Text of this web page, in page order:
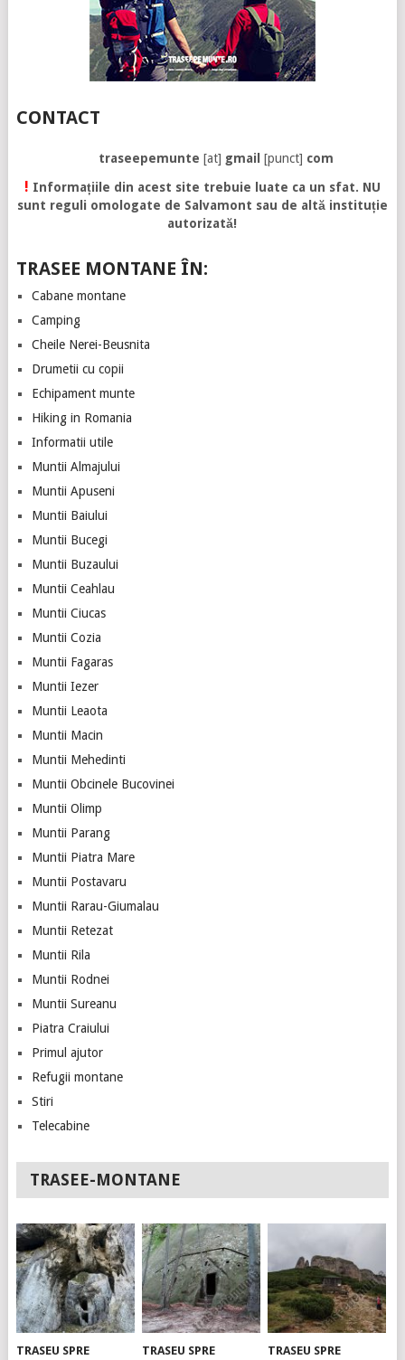
CONTACT
traseepemunte [at] gmail [punct] com
! Informațiile din acest site trebuie luate ca un sfat. NU
sunt reguli omologate de Salvamont sau de altă instituție
autorizată!
TRASEE MONTANE ÎN:
Cabane montane
Camping
Cheile Nerei-Beusnita
Drumetii cu copii
Echipament munte
Hiking in Romania
Informatii utile
Muntii Almajului
Muntii Apuseni
Muntii Baiului
Muntii Bucegi
Muntii Buzaului
Muntii Ceahlau
Muntii Ciucas
Muntii Cozia
Muntii Fagaras
Muntii Iezer
Muntii Leaota
Muntii Macin
Muntii Mehedinti
Muntii Obcinele Bucovinei
Muntii Olimp
Muntii Parang
Muntii Piatra Mare
Muntii Postavaru
Muntii Rarau-Giumalau
Muntii Retezat
Muntii Rila
Muntii Rodnei
Muntii Sureanu
Piatra Craiului
Primul ajutor
Refugii montane
Stiri
Telecabine
TRASEE-MONTANE
TRASEU SPRE TRASEU SPRE TRASEU SPRE